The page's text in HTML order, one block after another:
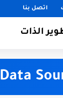
اتصل بنا
الذات
Data